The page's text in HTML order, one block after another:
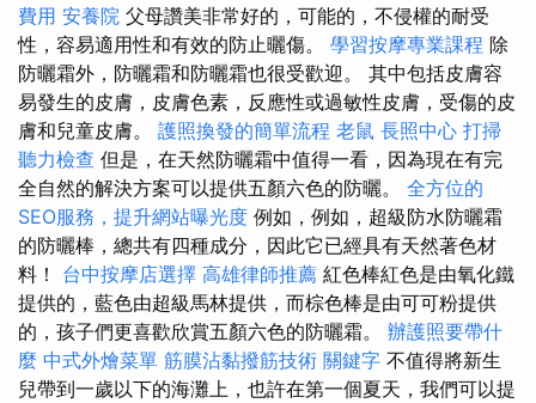
費用 安養院 父母讚美非常好的，可能的，不侵權的耐受
性，容易適用性和有效的防止曬傷。 學習按摩專業課程 除
防曬霜外，防曬霜和防曬霜也很受歡迎。 其中包括皮膚容
易發生的皮膚，皮膚色素，反應性或過敏性皮膚，受傷的皮
膚和兒童皮膚。 護照換發的簡單流程 老鼠 長照中心 打掃
聽力檢查 但是，在天然防曬霜中值得一看，因為現在有完
全自然的解決方案可以提供五顏六色的防曬。 全方位的
SEO服務，提升網站曝光度 例如，例如，超級防水防曬霜
的防曬棒，總共有四種成分，因此它已經具有天然著色材
料！ 台中按摩店選擇 高雄律師推薦 紅色棒紅色是由氧化鐵
提供的，藍色由超級馬林提供，而棕色棒是由可可粉提供
的，孩子們更喜歡欣賞五顏六色的防曬霜。 辦護照要帶什
麼 中式外燴菜單 筋膜沾黏撥筋技術 關鍵字 不值得將新生
兒帶到一歲以下的海灘上，也許在第一個夏天，我們可以提